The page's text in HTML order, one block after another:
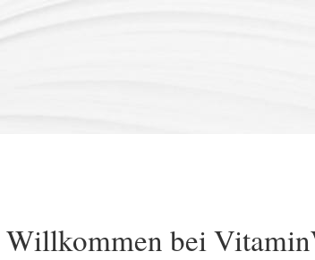
bei